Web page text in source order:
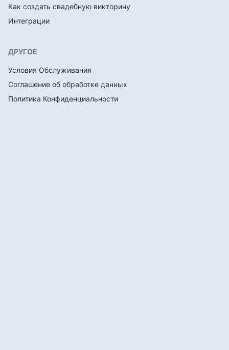
Как создать свадебную викторину
Интеграции
ДРУГОЕ
Условия Обслуживания
Соглашение об обработке данных
Политика Конфиденциальности